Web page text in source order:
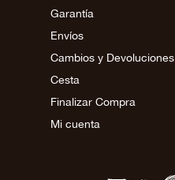
Garantía
Envíos
Cambios y Devoluciones
Cesta
Finalizar Compra
Mi cuenta